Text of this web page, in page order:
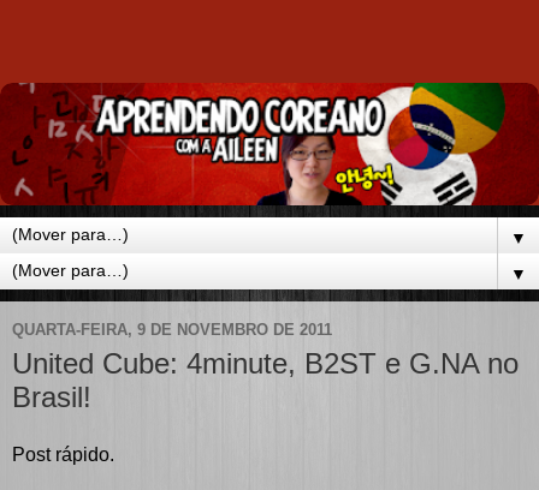
▼
▼
QUARTA-FEIRA, 9 DE NOVEMBRO DE 2011
United Cube: 4minute, B2ST e G.NA no
Brasil!
Post rápido.